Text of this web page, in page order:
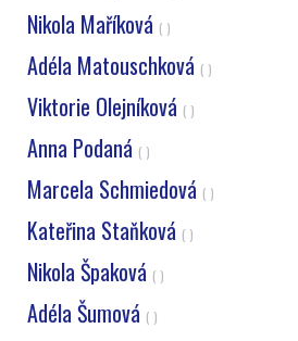
Nikola Maříková ( )
Adéla Matouschková ( )
Viktorie Olejníková ( )
Anna Podaná ( )
Marcela Schmiedová ( )
Kateřina Staňková ( )
Nikola Špaková ( )
Adéla Šumová ( )